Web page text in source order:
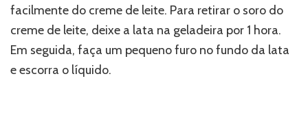
facilmente do creme de leite. Para retirar o soro do
creme de leite, deixe a lata na geladeira por 1 hora.
Em seguida, faça um pequeno furo no fundo da lata
e escorra o líquido.